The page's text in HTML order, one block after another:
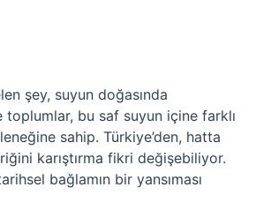
şey, suyun doğasında
toplumlar, bu saf suyun içine farklı
sahip. Türkiye’den, hatta
karıştırma fikri değişebiliyor.
bağlamın bir yansıması